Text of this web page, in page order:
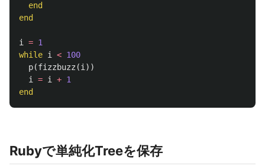
end
end
i = 1
while i < 100
p(fizzbuzz (i ))
i
= i + 1
end
Rubyで単純化Treeを保存